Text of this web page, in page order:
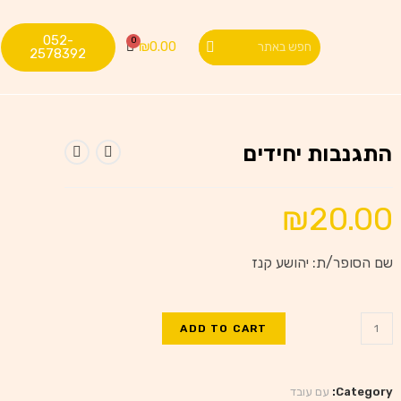
₪0.00
052-
2578392
התגנבות יחידים
₪20.00
שם הסופר/ת: יהושע קנז
ADD TO CART
Category: עם עובד